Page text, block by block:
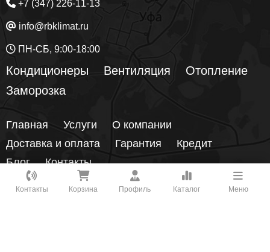
+7 (347) 226-11-13
info@rbklimat.ru
ПН-СБ, 9:00-18:00
Кондиционеры Вентиляция
Отопление
Заморозка
Главная Услуги
О компании
Доставка и оплата
Гарантия
Кредит
Блог
Контакты
450049 Республика Башкортостан , г.Уфа
Контакты
Как вам удобнее с нами связаться?
Корзина Профиль Каталог Меню